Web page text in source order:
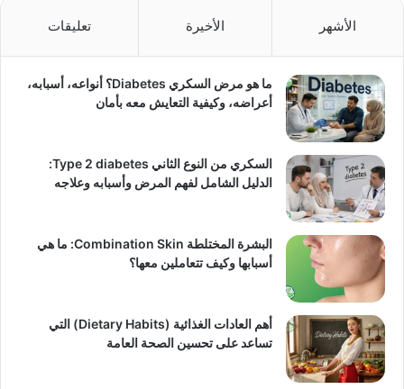
الأشهر الأخيرة تعليقات
ما هو مرض السكري Diabetes؟ أنواعه، أسبابه،
أعراضه، وكيفية التعايش معه بأمان
السكري من النوع الثاني Type 2 diabetes:
الدليل الشامل لفهم المرض وأسبابه وعلاجه
البشرة المختلطة Combination Skin: ما هي
أسبابها وكيف تتعاملين معها؟
أهم العادات الغذائية (Dietary Habits) التي
تساعد على تحسين الصحة العامة